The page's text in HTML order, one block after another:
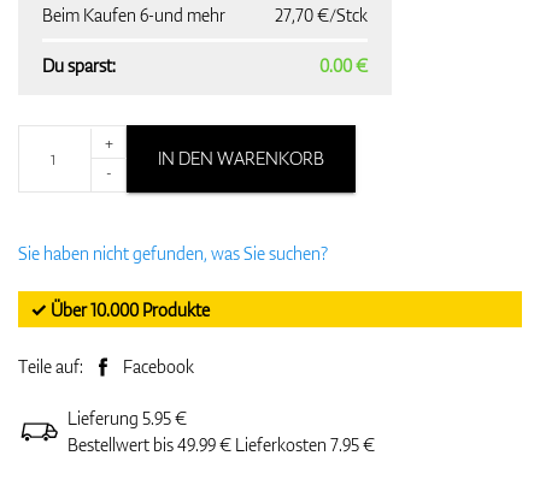
Beim Kaufen 6-und mehr
27,70 €/Stck
Du sparst: 0.00 €
+
-
IN DEN WARENKORB
Sie haben nicht gefunden, was Sie suchen?
✓ Über 10.000 Produkte
Teile auf: Facebook
Lieferung 5.95 €
Bestellwert bis 49.99 € Lieferkosten 7.95 €